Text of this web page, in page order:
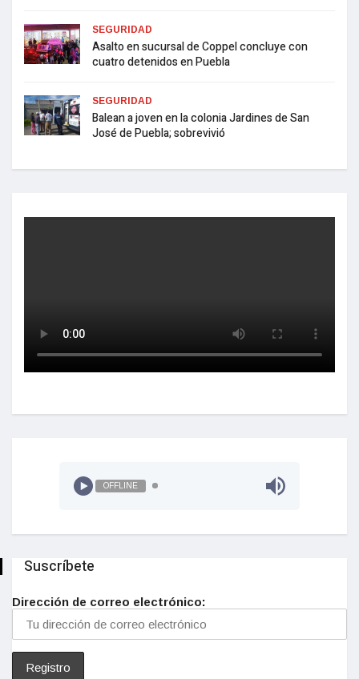
SEGURIDAD
Asalto en sucursal de Coppel concluye con
cuatro detenidos en Puebla
SEGURIDAD
Balean a joven en la colonia Jardines de San
José de Puebla; sobrevivió
OFFLINE
Suscríbete
Dirección de correo electrónico: